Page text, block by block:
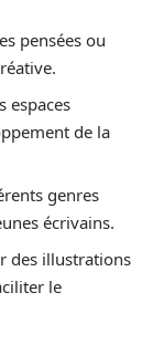
pensées ou
espaces
de la
genres
écrivains.
des illustrations
le